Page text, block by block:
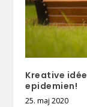
Kreative
epidemien!
25. maj 2020